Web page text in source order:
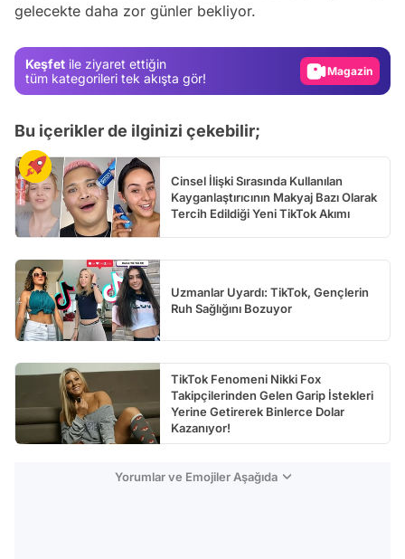
gelecekte daha zor günler bekliyor.
Keşfet ile ziyaret ettiğin
tüm kategorileri tek akışta gör!
Video
Bu içerikler de ilginizi çekebilir;
Cinsel İlişki Sırasında Kullanılan
Kayganlaştırıcının Makyaj Bazı Olarak
Tercih Edildiği Yeni TikTok Akımı
Uzmanlar Uyardı: TikTok, Gençlerin
Ruh Sağlığını Bozuyor
TikTok Fenomeni Nikki Fox
Takipçilerinden Gelen Garip İstekleri
Yerine Getirerek Binlerce Dolar
Kazanıyor!
Yorumlar ve Emojiler Aşağıda